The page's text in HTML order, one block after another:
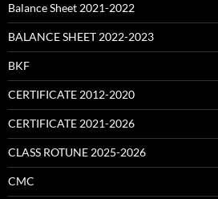
Balance Sheet 2021-2022
BALANCE SHEET 2022-2023
BKF
CERTIFICATE 2012-2020
CERTIFICATE 2021-2026
CLASS ROTUNE 2025-2026
CMC